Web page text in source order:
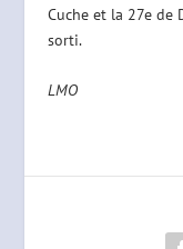
Cuche et la 27e de
sorti.
LMO